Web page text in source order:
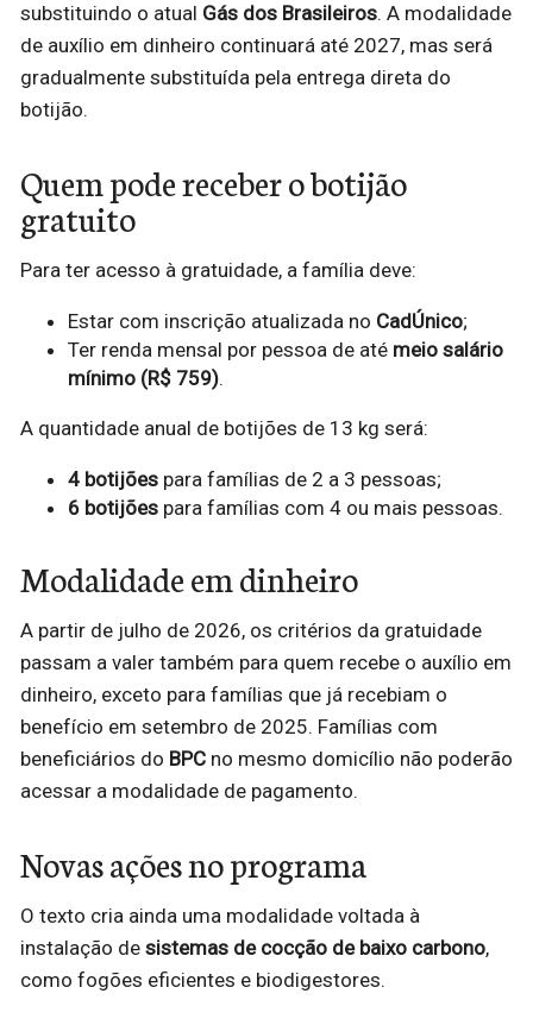
substituindo o atual Gás dos Brasileiros. A modalidade
de auxílio em dinheiro continuará até 2027, mas será
gradualmente substituída pela entrega direta do
botijão.
Quem pode receber o botijão
gratuito
Para ter acesso à gratuidade, a família deve:
Estar com inscrição atualizada no CadÚnico;
Ter renda mensal por pessoa de até meio salário
mínimo (R$ 759).
A quantidade anual de botijões de 13 kg será:
4 botijões para famílias de 2 a 3 pessoas;
6 botijões para famílias com 4 ou mais pessoas.
Modalidade em dinheiro
A partir de julho de 2026, os critérios da gratuidade
passam a valer também para quem recebe o auxílio em
dinheiro, exceto para famílias que já recebiam o
benefício em setembro de 2025. Famílias com
beneficiários do BPC no mesmo domicílio não poderão
acessar a modalidade de pagamento.
Novas ações no programa
O texto cria ainda uma modalidade voltada à
instalação de sistemas de cocção de baixo carbono,
como fogões eficientes e biodigestores.